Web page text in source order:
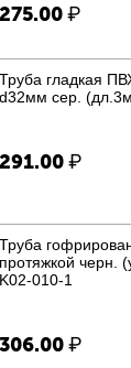
275.00₽
Труба гладкая
d32мм сер.
291.00₽
Труба
протяжкой черн.
K02-010-1
306.00₽